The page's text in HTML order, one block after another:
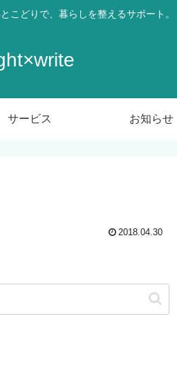
こどりで、暮らしを整えるサポート。
サービス お知らせ
2018.04.30